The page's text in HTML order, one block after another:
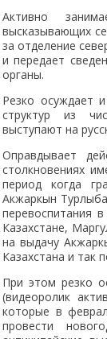
Активно
высказывающих
за отделение
и передает
органы.
Резко осуждает и
структур из
выступают на
Оправдывает
столкновениях
период когда
Акжаркын
перевоспитания
Казахстане,
на выдачу
Казахстана и так
При этом резко
(видеоролик
которые в
провести